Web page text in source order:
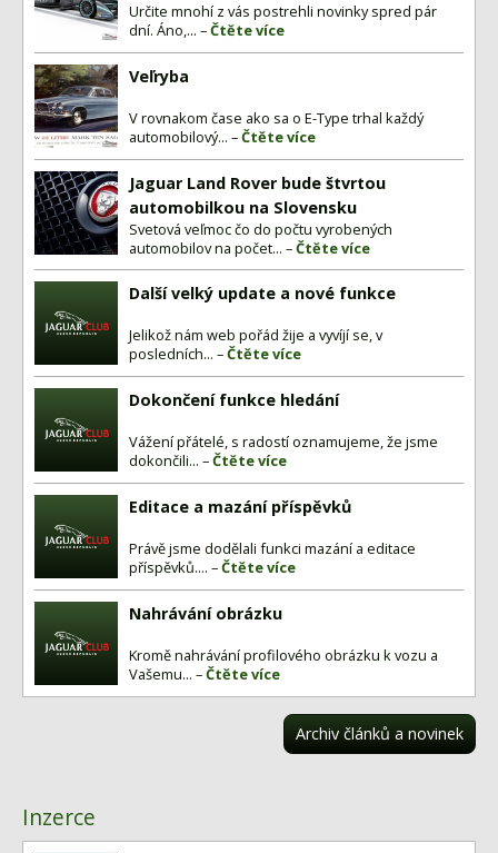
Určite mnohí z vás postrehli novinky spred pár
dní. Áno,... –Čtěte více
Veľryba
V rovnakom čase ako sa o E-Type trhal každý
automobilový... –Čtěte více
Jaguar Land Rover bude štvrtou
automobilkou na Slovensku
Svetová veľmoc čo do počtu vyrobených
automobilov na počet... –Čtěte více
Další velký update a nové funkce
Jelikož nám web pořád žije a vyvíjí se, v
posledních... –Čtěte více
Dokončení funkce hledání
Vážení přátelé, s radostí oznamujeme, že jsme
dokončili... –Čtěte více
Editace a mazání příspěvků
Právě jsme dodělali funkci mazání a editace
příspěvků.... –Čtěte více
Nahrávání obrázku
Kromě nahrávání profilového obrázku k vozu a
Vašemu... –Čtěte více
Archiv článků a novinek
Inzerce